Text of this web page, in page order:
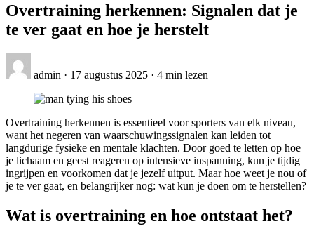
Overtraining herkennen: Signalen dat je
te ver gaat en hoe je herstelt
admin · 17 augustus 2025 · 4 min lezen
Overtraining herkennen is essentieel voor sporters van elk niveau,
want het negeren van waarschuwingssignalen kan leiden tot
langdurige fysieke en mentale klachten. Door goed te letten op hoe
je lichaam en geest reageren op intensieve inspanning, kun je tijdig
ingrijpen en voorkomen dat je jezelf uitput. Maar hoe weet je nou of
je te ver gaat, en belangrijker nog: wat kun je doen om te herstellen?
Wat is overtraining en hoe ontstaat het?